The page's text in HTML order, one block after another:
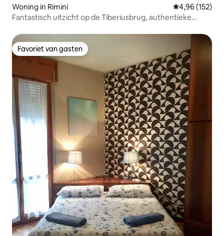
Woning in Rimini Gemiddelde
4,96 (152)
Fantastisch uitzicht op de Tiberiusbrug, authentieke
Favoriet van gasten
Favoriet van gasten